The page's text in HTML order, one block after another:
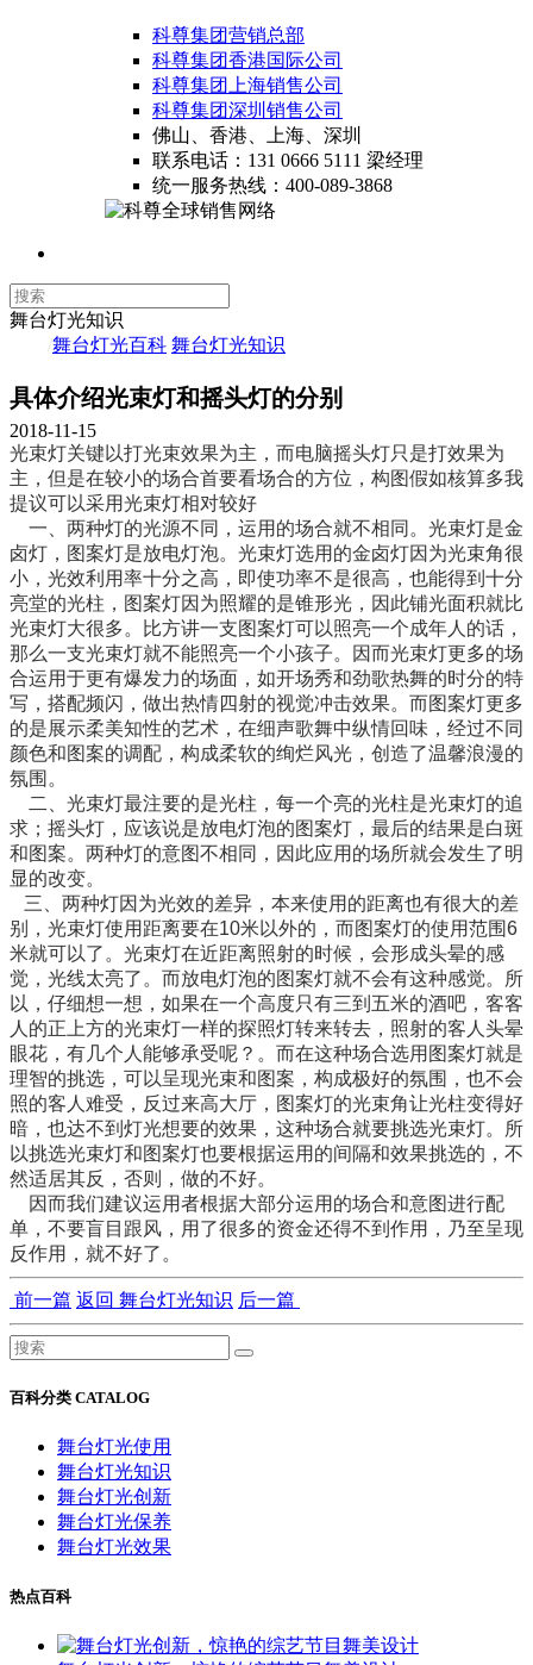
科尊集团营销总部
科尊集团香港国际公司
科尊集团上海销售公司
科尊集团深圳销售公司
佛山、香港、上海、深圳
联系电话：131 0666 5111 梁经理
统一服务热线：400-089-3868
舞台灯光知识
/舞台灯光百科 舞台灯光知识
具体介绍光束灯和摇头灯的分别
2018-11-15
光束灯关键以打光束效果为主，而电脑摇头灯只是打效果为
主，但是在较小的场合首要看场合的方位，构图假如核算多我
提议可以采用光束灯相对较好
一、两种灯的光源不同，运用的场合就不相同。光束灯是金
卤灯，图案灯是放电灯泡。光束灯选用的金卤灯因为光束角很
小，光效利用率十分之高，即使功率不是很高，也能得到十分
亮堂的光柱，图案灯因为照耀的是锥形光，因此铺光面积就比
光束灯大很多。比方讲一支图案灯可以照亮一个成年人的话，
那么一支光束灯就不能照亮一个小孩子。因而光束灯更多的场
合运用于更有爆发力的场面，如开场秀和劲歌热舞的时分的特
写，搭配频闪，做出热情四射的视觉冲击效果。而图案灯更多
的是展示柔美知性的艺术，在细声歌舞中纵情回味，经过不同
颜色和图案的调配，构成柔软的绚烂风光，创造了温馨浪漫的
氛围。
二、光束灯最注要的是光柱，每一个亮的光柱是光束灯的追
求；摇头灯，应该说是放电灯泡的图案灯，最后的结果是白斑
和图案。两种灯的意图不相同，因此应用的场所就会发生了明
显的改变。
三、两种灯因为光效的差异，本来使用的距离也有很大的差
别，光束灯使用距离要在10米以外的，而图案灯的使用范围6
米就可以了。光束灯在近距离照射的时候，会形成头晕的感
觉，光线太亮了。而放电灯泡的图案灯就不会有这种感觉。所
以，仔细想一想，如果在一个高度只有三到五米的酒吧，客客
人的正上方的光束灯一样的探照灯转来转去，照射的客人头晕
眼花，有几个人能够承受呢？。而在这种场合选用图案灯就是
理智的挑选，可以呈现光束和图案，构成极好的氛围，也不会
照的客人难受，反过来高大厅，图案灯的光束角让光柱变得好
暗，也达不到灯光想要的效果，这种场合就要挑选光束灯。所
以挑选光束灯和图案灯也要根据运用的间隔和效果挑选的，不
然适居其反，否则，做的不好。
因而我们建议运用者根据大部分运用的场合和意图进行配
单，不要盲目跟风，用了很多的资金还得不到作用，乃至呈现
反作用，就不好了。
前一篇 返回 舞台灯光知识 后一篇
百科分类 CATALOG
舞台灯光使用
舞台灯光知识
舞台灯光创新
舞台灯光保养
舞台灯光效果
热点百科